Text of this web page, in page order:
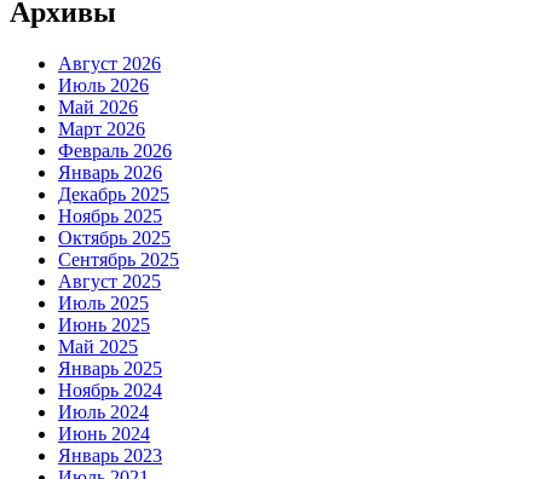
Архивы
Август 2026
Июль 2026
Май 2026
Март 2026
Февраль 2026
Январь 2026
Декабрь 2025
Ноябрь 2025
Октябрь 2025
Сентябрь 2025
Август 2025
Июль 2025
Июнь 2025
Май 2025
Январь 2025
Ноябрь 2024
Июль 2024
Июнь 2024
Январь 2023